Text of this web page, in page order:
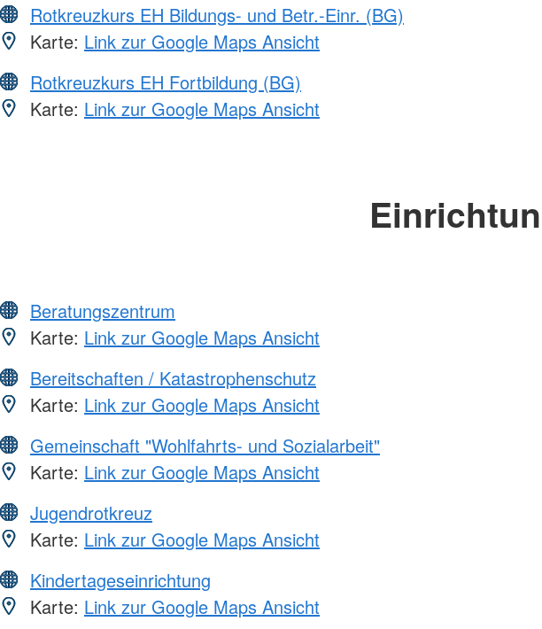
Rotkreuzkurs EH Bildungs- und Betr.-Einr. (BG)
Karte: Link zur Google Maps Ansicht
Rotkreuzkurs EH Fortbildung (BG)
Karte: Link zur Google Maps Ansicht
Beratungszentrum
Karte: Link zur Google Maps Ansicht
Bereitschaften / Katastrophenschutz
Karte: Link zur Google Maps Ansicht
Gemeinschaft "Wohlfahrts- und Sozialarbeit"
Karte: Link zur Google Maps Ansicht
Jugendrotkreuz
Karte: Link zur Google Maps Ansicht
Kindertageseinrichtung
Karte: Link zur Google Maps Ansicht